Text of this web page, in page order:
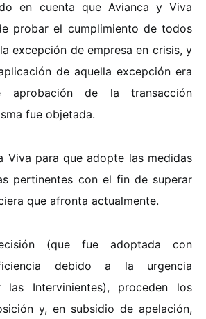
en cuenta que Avianca y Viva
probar el cumplimiento de todos
excepción de empresa en crisis, y
de aquella excepción era
aprobación de la transacción
fue objetada.
Viva para que adopte las medidas
pertinentes con el fin de superar
que afronta actualmente.
(que fue adoptada con
debido a la urgencia
las Intervinientes), proceden los
y, en subsidio de apelación,